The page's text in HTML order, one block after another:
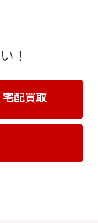
！
宅配買取